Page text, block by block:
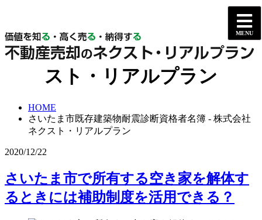
さいたま市既存建築物耐震診
断資格者名簿 - 株式会社ネク
スト・リアルプラン
HOME
さいたま市既存建築物耐震診断資格者名簿 - 株式会社
ネクスト・リアルプラン
2020/12/22
さいたま市で所有する空き家を解体す
るときには補助制度を活用できる？